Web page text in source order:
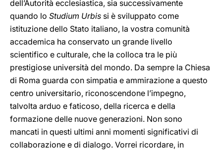
dell’Autorità ecclesiastica, sia successivamente
quando lo Studium Urbis si è sviluppato come
istituzione dello Stato italiano, la vostra comunità
accademica ha conservato un grande livello
scientifico e culturale, che la colloca tra le più
prestigiose università del mondo. Da sempre la Chiesa
di Roma guarda con simpatia e ammirazione a questo
centro universitario, riconoscendone l’impegno,
talvolta arduo e faticoso, della ricerca e della
formazione delle nuove generazioni. Non sono
mancati in questi ultimi anni momenti significativi di
collaborazione e di dialogo. Vorrei ricordare, in